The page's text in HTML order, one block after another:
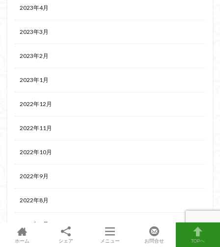
2023年4月
2023年3月
2023年2月
2023年1月
2022年12月
2022年11月
2022年10月
2022年9月
2022年8月
2022年7月
ホーム シェア メニュー お問合せ TOPへ